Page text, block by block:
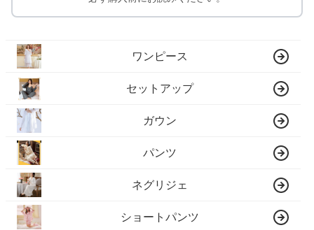
ワンピース
セットアップ
ガウン
パンツ
ネグリジェ
ショートパンツ